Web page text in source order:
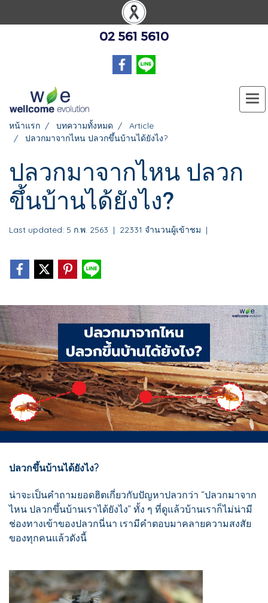
02 561 5610
หน้าแรก บทความทั้งหมด
Article
ปลวกมาจากไหน ปลวกขึ้นบ้านได้ยังไง?
ปลวกมาจากไหน ปลวก
ขึ้นบ้านได้ยังไง?
Last updated: 5 ก.พ. 2563 | 22331 จำนวนผู้เข้าชม |
ปลวกขึ้นบ้านได้ยังไง?
น่าจะเป็นคำถามยอดฮิตเกี่ยวกับปัญหาปลวกว่า “ปลวกมาจาก
ไหน ปลวกขึ้นบ้านเราได้ยังไง” ทั้ง ๆ ที่ดูแล้วบ้านเราก็ไม่น่ามี
ช่องทางเข้าของปลวกนี่นา เรามีคำตอบมาคลายความสงสัย
ของทุกคนแล้วดังนี้